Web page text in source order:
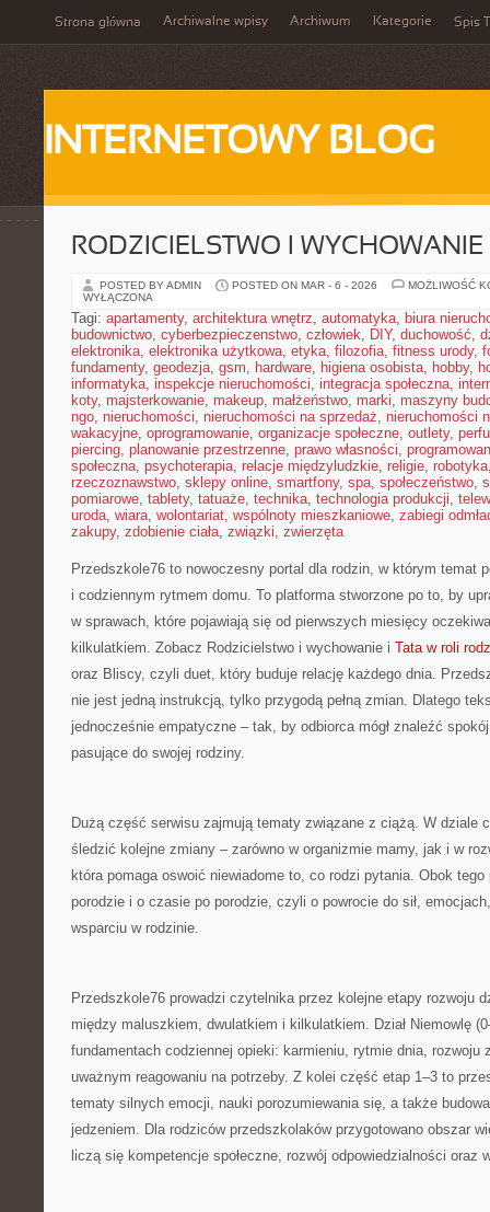
Strona główna Archiwalne wpisy Archiwum Kategorie Spis
INTERNETOWY BLOG
RODZICIELSTWO I WYCHOWANIE
POSTED BY ADMIN POSTED ON MAR - 6 - 2026
MOŻLIWOŚĆ
WYŁĄCZONA
Tagi: apartamenty, architektura wnętrz, automatyka, biura
budownictwo, cyberbezpieczenstwo, człowiek, DIY, duchowość,
elektronika, elektronika użytkowa, etyka, filozofia, fitness urody,
fundamenty, geodezja, gsm, hardware, higiena osobista, hobby,
informatyka, inspekcje nieruchomości, integracja społeczna,
koty, majsterkowanie, makeup, małżeństwo, marki, maszyny
ngo, nieruchomości, nieruchomości na sprzedaż, nieruchomości
wakacyjne, oprogramowanie, organizacje społeczne, outlety,
piercing, planowanie przestrzenne, prawo własności,
społeczna, psychoterapia, relacje międzyludzkie, religie, robotyka
rzeczoznawstwo, sklepy online, smartfony, spa, społeczeństwo,
pomiarowe, tablety, tatuaże, technika, technologia produkcji,
uroda, wiara, wolontariat, wspólnoty mieszkaniowe, zabiegi
zakupy, zdobienie ciała, związki, zwierzęta
Przedszkole76 to nowoczesny portal dla rodzin, w którym temat
i codziennym rytmem domu. To platforma stworzone po to, by
w sprawach, które pojawiają się od pierwszych miesięcy
kilkulatkiem. Zobacz Rodzicielstwo i wychowanie i Tata w roli
oraz Bliscy, czyli duet, który buduje relację każdego dnia.
nie jest jedną instrukcją, tylko przygodą pełną zmian. Dlatego
jednocześnie empatyczne – tak, by odbiorca mógł znaleźć
pasujące do swojej rodziny.
Dużą część serwisu zajmują tematy związane z ciążą. W dziale
śledzić kolejne zmiany – zarówno w organizmie mamy, jak i w
która pomaga oswoić niewiadome to, co rodzi pytania. Obok
porodzie i o czasie po porodzie, czyli o powrocie do sił,
wsparciu w rodzinie.
Przedszkole76 prowadzi czytelnika przez kolejne etapy rozwoju
między maluszkiem, dwulatkiem i kilkulatkiem. Dział Niemowlę
fundamentach codziennej opieki: karmieniu, rytmie dnia, rozwoju
uważnym reagowaniu na potrzeby. Z kolei część etap 1–3 to
tematy silnych emocji, nauki porozumiewania się, a także
jedzeniem. Dla rodziców przedszkolaków przygotowano obszar
liczą się kompetencje społeczne, rozwój odpowiedzialności oraz